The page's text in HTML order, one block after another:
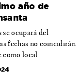
año de
ocupará del
fechas no coincidirán
como local